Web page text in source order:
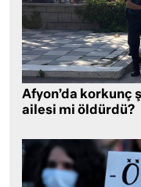
Afyon’da korkunç
ailesi mi öldürdü?